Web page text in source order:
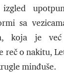
sa
koja je već
reč o nakitu,
minđuše.